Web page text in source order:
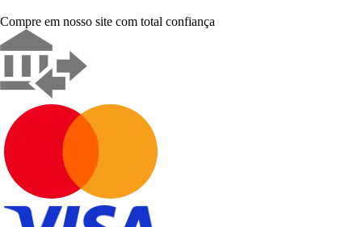
Compre em nosso site com total confiança